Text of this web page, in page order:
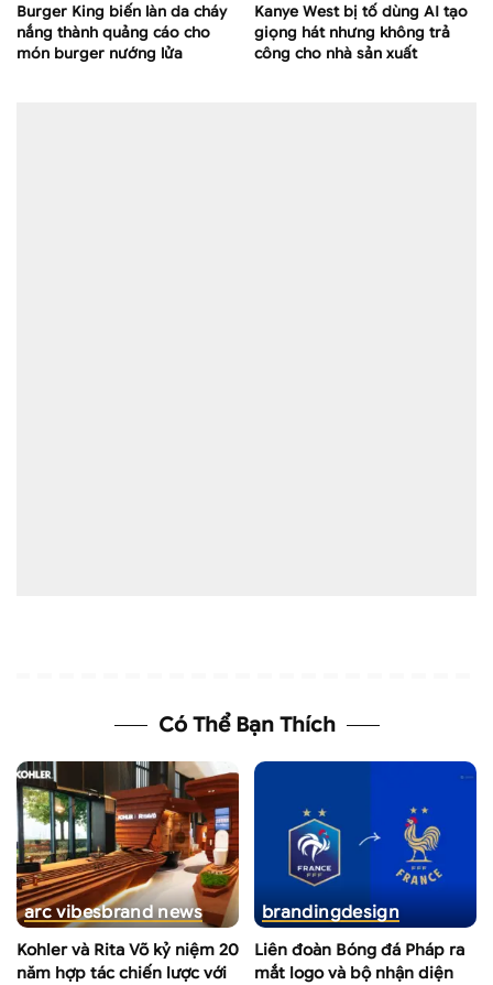
Burger King biến làn da cháy
nắng thành quảng cáo cho
món burger nướng lửa
Kanye West bị tố dùng AI tạo
giọng hát nhưng không trả
công cho nhà sản xuất
Có Thể Bạn Thích
arc vibesbrand news
Kohler và Rita Võ kỷ niệm 20
năm hợp tác chiến lược với
brandingdesign
Liên đoàn Bóng đá Pháp ra
mắt logo và bộ nhận diện